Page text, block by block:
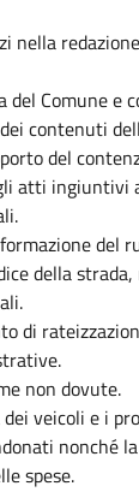
nella
del Comune e
contenuti
del
atti ingiuntivi
del
della
di
non dovute.
veicoli e i
nonché
spese.